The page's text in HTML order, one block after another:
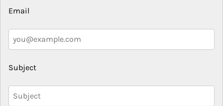
Email
Subject